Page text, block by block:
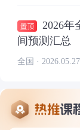
2026年
间预测汇总
全国 ·